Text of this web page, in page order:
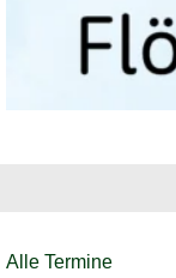
Alle Termine